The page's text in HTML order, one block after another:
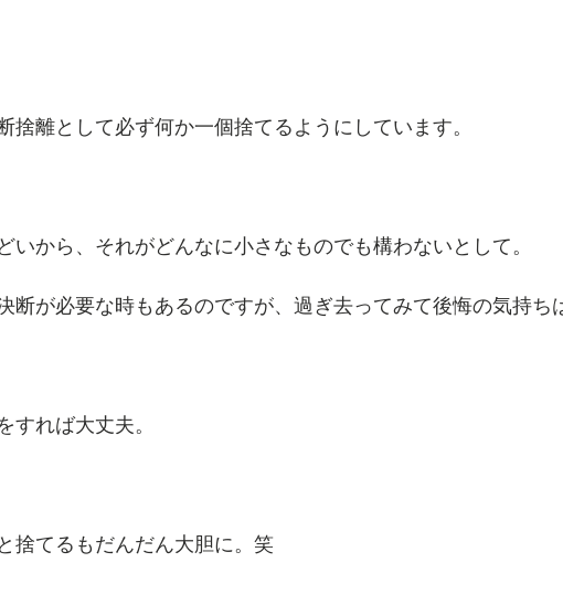
捨離として必ず何か一個捨てるようにしています。
いから、それがどんなに小さなものでも構わないとして。
断が必要な時もあるのですが、過ぎ去ってみて後悔の気持ち
すれば大丈夫。
捨てるもだんだん大胆に。笑